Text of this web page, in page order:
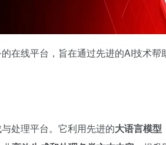
在线平台，旨在通过先进的AI技术
处理平台。它利用先进的大语言模型